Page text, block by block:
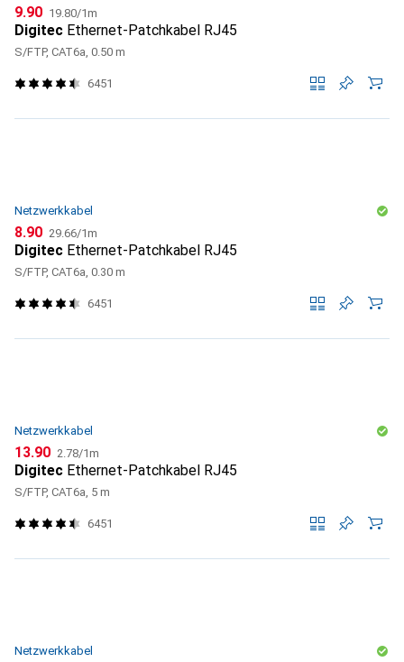
CHF
9.90 CHF
19.80/1m
Digitec Ethernet-Patchkabel RJ45
S/FTP, CAT6a, 0.50 m
6451
Netzwerkkabel
CHF
8.90 CHF
29.66/1m
Digitec Ethernet-Patchkabel RJ45
S/FTP, CAT6a, 0.30 m
6451
Netzwerkkabel
CHF
13.90 CHF
2.78/1m
Digitec Ethernet-Patchkabel RJ45
S/FTP, CAT6a, 5 m
6451
Netzwerkkabel